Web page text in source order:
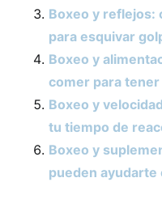
Boxeo y reflejos:
para esquivar
Boxeo y
comer para
Boxeo y
tu tiempo de
Boxeo y
pueden